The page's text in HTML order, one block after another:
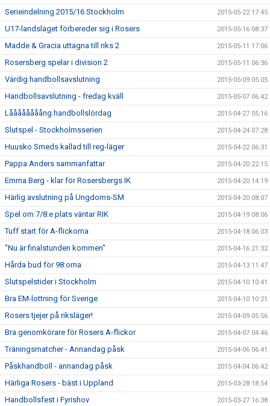
Serieindelning 2015/16 Stockholm 2015-05-22 17:45
U17-landslaget förbereder sig i Rosers 2015-05-16 08:37
Madde & Gracia uttagna till riks 2 2015-05-11 17:06
Rosersberg spelar i division 2 2015-05-11 06:36
Värdig handbollsavslutning 2015-05-09 05:05
Handbollsavslutning - fredag kväll 2015-05-07 06:42
Låååååååång handbollslördag 2015-04-27 05:16
Slutspel - Stockholmsserien 2015-04-24 07:28
Huusko Smeds kallad till reg-läger 2015-04-22 06:31
Pappa Anders sammanfattar 2015-04-20 22:15
Emma Berg - klar för Rosersbergs IK 2015-04-20 14:19
Härlig avslutning på Ungdoms-SM 2015-04-20 08:07
Spel om 7/8:e plats väntar RIK 2015-04-19 08:06
Tuff start för A-flickorna 2015-04-18 06:03
"Nu är finalstunden kommen" 2015-04-16 21:32
Hårda bud för 98:orna 2015-04-13 11:47
Slutspelstider i Stockholm 2015-04-10 10:41
Bra EM-lottning för Sverige 2015-04-10 10:21
Rosers tjejer på riksläger! 2015-04-09 05:56
Bra genomkörare för Rosers A-flickor 2015-04-07 04:46
Träningsmatcher - Annandag påsk 2015-04-06 06:41
Påskhandboll - annandag påsk 2015-04-04 06:42
Härliga Rosers - bäst i Uppland 2015-03-28 18:54
Handbollsfest i Fyrishov 2015-03-27 16:38